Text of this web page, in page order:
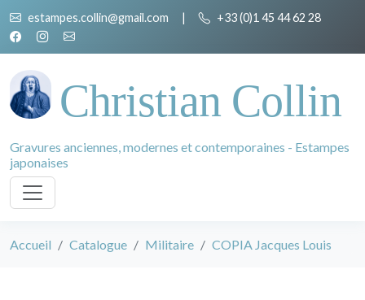
estampes.collin@gmail.com | +33 (0)1 45 44 62 28
Christian Collin
Gravures anciennes, modernes et contemporaines - Estampes
japonaises
Accueil Catalogue Militaire COPIA Jacques Louis